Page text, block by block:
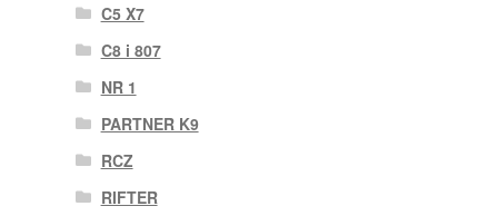
C5 X7
C8 i 807
NR 1
PARTNER K9
RCZ
RIFTER